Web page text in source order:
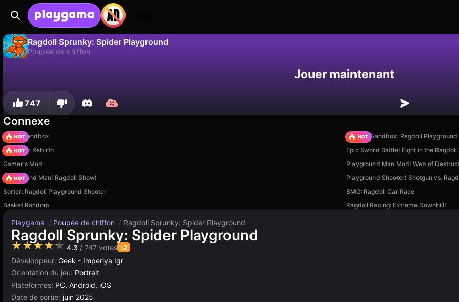
Ragdoll Sprunky: Spider Playground
Poupée de chiffon
Jouer maintenant
747
Connexe
Melon Sandbox
Sprunki Sandbox: Ragdoll
Stickman Rebirth
Epic Sword Battle! Fight in the Ragdoll
Gamer's Mod
Playground Man Mod! Web of
Playground Man! Ragdoll Show!
Playground Shooter! Shotgun vs.
Sorter: Ragdoll Playground Shooter
BMG: Ragdoll Car Race
Basket Random
Ragdoll Racing: Extreme Downhill!
Playgama / Poupée de chiffon / Ragdoll Sprunky: Spider Playground
Ragdoll Sprunky: Spider Playground
★★★★★ 4.3 / 747 votes 12
Développeur: Geek - Imperiya Igr
Orientation du jeu: Portrait
Plateformes: PC, Android, iOS
Date de sortie: juin 2025